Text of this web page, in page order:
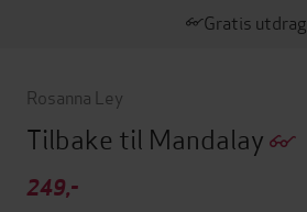
Gratis utdrag
Rosanna Ley
Tilbake til Mandalay
249,-